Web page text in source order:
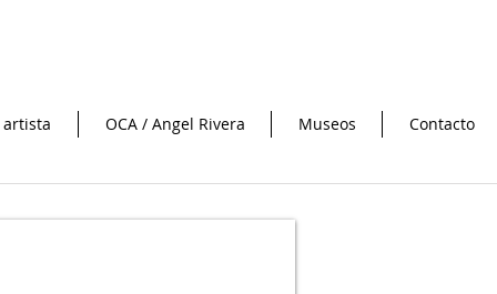
artista OCA / Angel Rivera Museos Contacto